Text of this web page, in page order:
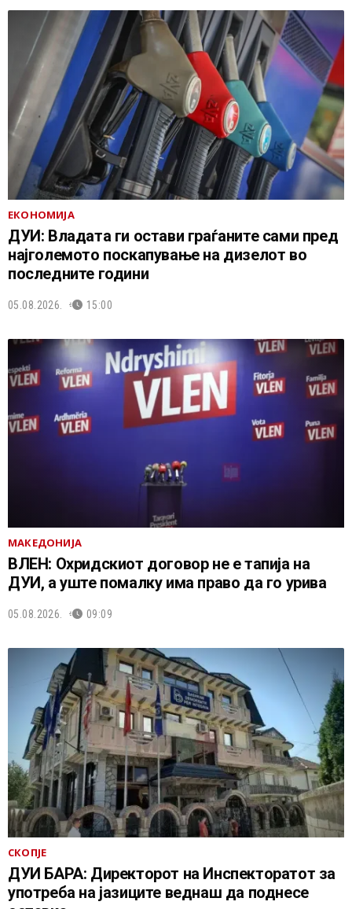
ЕКОНОМИЈА
ДУИ: Владата ги остави граѓаните сами пред
најголемото поскапување на дизелот во
последните години
05.08.2026. 15:00
МАКЕДОНИЈА
ВЛЕН: Охридскиот договор не е тапија на
ДУИ, а уште помалку има право да го урива
05.08.2026. 09:09
СКОПЈЕ
ДУИ БАРА: Директорот на Инспекторатот за
употреба на јазиците веднаш да поднесе